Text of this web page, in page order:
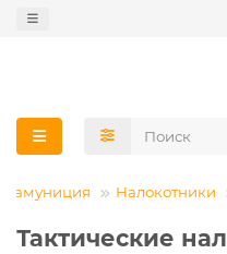
амуниция Налокотники
Тактические